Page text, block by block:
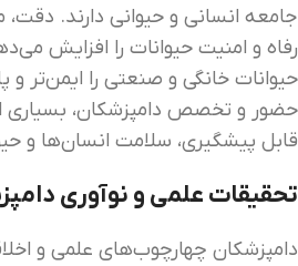
جامعه انسانی و حیوانی دارند.
رفاه و امنیت حیوانات را افزایش
حیوانات خانگی و صنعتی را ایمن‌تر و
حضور و تخصص دامپزشکان، بسیاری
قابل پیشگیری، سلامت انسان‌ها و
تحقیقات علمی و نوآوری
دامپزشکان چهارچوب‌های علمی و